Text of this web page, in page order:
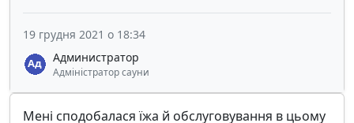
Администратор
Адміністратор сауни
19 грудня 2021 о 18:34
Мені сподобалася їжа й обслуговування в цьому